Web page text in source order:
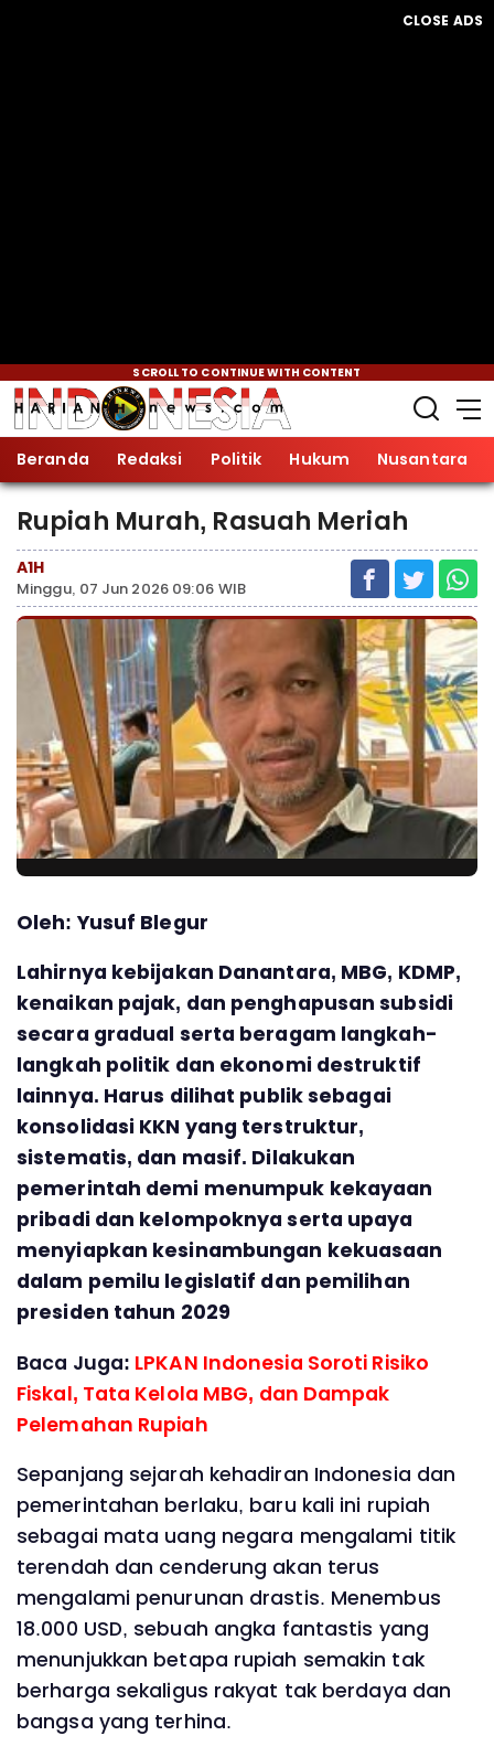
CLOSE ADS
SCROLL TO CONTINUE WITH CONTENT
Beranda Redaksi Politik Hukum Nusantara
Rupiah Murah, Rasuah Meriah
A1H
Minggu, 07 Jun 2026 09:06 WIB
Oleh: Yusuf Blegur
Lahirnya kebijakan Danantara, MBG, KDMP,
kenaikan pajak, dan penghapusan subsidi
secara gradual serta beragam langkah-
langkah politik dan ekonomi destruktif
lainnya. Harus dilihat publik sebagai
konsolidasi KKN yang terstruktur,
sistematis, dan masif. Dilakukan
pemerintah demi menumpuk kekayaan
pribadi dan kelompoknya serta upaya
menyiapkan kesinambungan kekuasaan
dalam pemilu legislatif dan pemilihan
presiden tahun 2029
Baca Juga: LPKAN Indonesia Soroti Risiko
Fiskal, Tata Kelola MBG, dan Dampak
Pelemahan Rupiah
Sepanjang sejarah kehadiran Indonesia dan
pemerintahan berlaku, baru kali ini rupiah
sebagai mata uang negara mengalami titik
terendah dan cenderung akan terus
mengalami penurunan drastis. Menembus
18.000 USD, sebuah angka fantastis yang
menunjukkan betapa rupiah semakin tak
berharga sekaligus rakyat tak berdaya dan
bangsa yang terhina.